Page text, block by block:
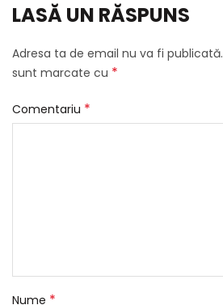
LASĂ UN RĂSPUNS
Adresa ta de email nu va fi publicată.
sunt marcate cu *
Comentariu *
Nume *